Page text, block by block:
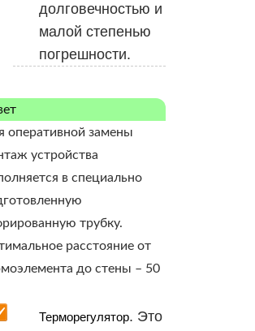
долговечностью и
малой степенью
погрешности.
оперативной замены
устройства
в специально
трубку.
расстояние от
до стены – 50
Терморегулятор. Это